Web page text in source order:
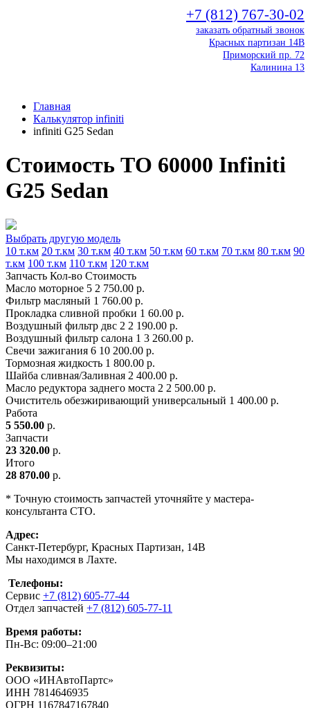
+7 (812) 767-30-02
заказать обратный звонок
Красных партизан 14В
Приморский пр. 72
Калинина 13
Главная
Калькулятор infiniti
infiniti G25 Sedan
Стоимость ТО 60000 Infiniti
G25 Sedan
Выбрать другую модель
10 т.км 20 т.км 30 т.км 40 т.км 50 т.км 60 т.км 70 т.км 80 т.км 90
т.км 100 т.км 110 т.км 120 т.км
Запчасть Кол-во Стоимость
Масло моторное 5 2 750.00 р.
Фильтр масляный 1 760.00 р.
Прокладка сливной пробки 1 60.00 р.
Воздушный фильтр двс 2 2 190.00 р.
Воздушный фильтр салона 1 3 260.00 р.
Свечи зажигания 6 10 200.00 р.
Тормозная жидкость 1 800.00 р.
Шайба сливная/Заливная 2 400.00 р.
Масло редуктора заднего моста 2 2 500.00 р.
Очиститель обезжиривающий универсальный 1 400.00 р.
Работа
5 550.00 р.
Запчасти
23 320.00 р.
Итого
28 870.00 р.
* Точную стоимость запчастей уточняйте у мастера-
консультанта СТО.
Адрес:
Санкт-Петербург, Красных Партизан, 14В
Мы находимся в Лахте.
Телефоны:
Сервис +7 (812) 605-77-44
Отдел запчастей +7 (812) 605-77-11
Время работы:
Пн-Вс: 09:00–21:00
Реквизиты:
ООО «ИНАвтоПартс»
ИНН 7814646935
ОГРН 1167847167840